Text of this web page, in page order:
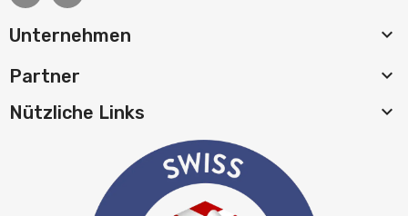
Unternehmen

Partner

Nützliche Links
